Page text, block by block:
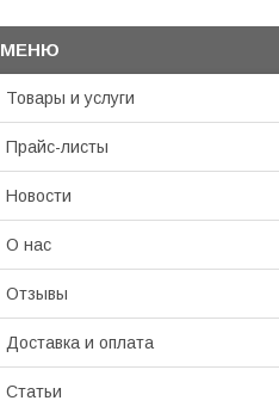
Товары и услуги
Прайс-листы
Новости
О нас
Отзывы
Доставка и оплата
Статьи